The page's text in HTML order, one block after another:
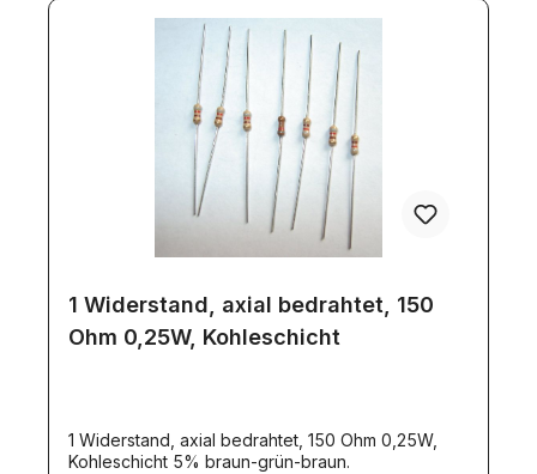
1 Widerstand, axial bedrahtet, 150
Ohm 0,25W, Kohleschicht
1 Widerstand, axial bedrahtet, 150 Ohm 0,25W,
Kohleschicht 5% braun-grün-braun.